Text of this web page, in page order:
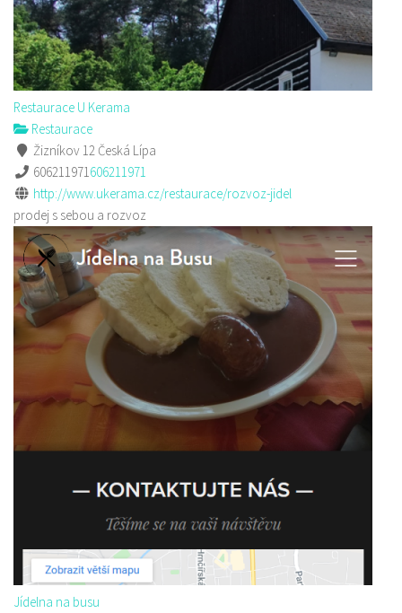
Restaurace U Kerama
Restaurace
Žizníkov 12 Česká Lípa
606211971606211971
http://www.ukerama.cz/restaurace/rozvoz-jidel
prodej s sebou a rozvoz
Jídelna na busu